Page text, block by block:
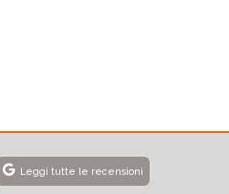
Leggi tutte le recensioni